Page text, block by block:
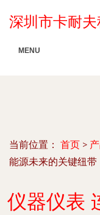
深圳市卡耐
MENU
当前位置： 首页 >
能源未来的关键纽带
仪器仪表